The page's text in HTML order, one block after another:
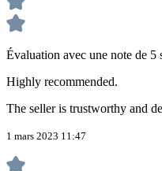
Évaluation avec une note de 5
Highly recommended.
The seller is trustworthy and
1 mars 2023 11:47